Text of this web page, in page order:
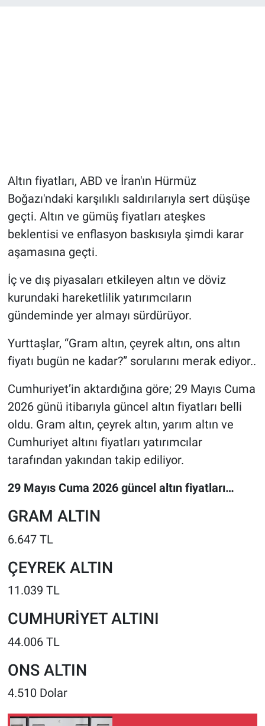
Altın fiyatları, ABD ve İran'ın Hürmüz
Boğazı'ndaki karşılıklı saldırılarıyla sert düşüşe
geçti. Altın ve gümüş fiyatları ateşkes
beklentisi ve enflasyon baskısıyla şimdi karar
aşamasına geçti.
İç ve dış piyasaları etkileyen altın ve döviz
kurundaki hareketlilik yatırımcıların
gündeminde yer almayı sürdürüyor.
Yurttaşlar, “Gram altın, çeyrek altın, ons altın
fiyatı bugün ne kadar?” sorularını merak ediyor..
Cumhuriyet’in aktardığına göre; 29 Mayıs Cuma
2026 günü itibarıyla güncel altın fiyatları belli
oldu. Gram altın, çeyrek altın, yarım altın ve
Cumhuriyet altını fiyatları yatırımcılar
tarafından yakından takip ediliyor.
29 Mayıs Cuma 2026 güncel altın fiyatları…
GRAM ALTIN
6.647 TL
ÇEYREK ALTIN
11.039 TL
CUMHURİYET ALTINI
44.006 TL
ONS ALTIN
4.510 Dolar